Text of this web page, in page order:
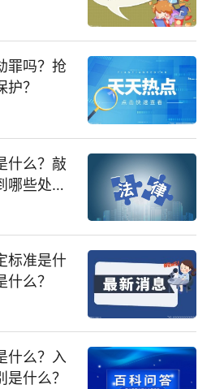
罪吗？抢
？
什么？敲
哪些处
标准是什
么？
什么？入
什么？